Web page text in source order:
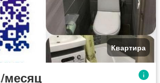
Квартира
месяц